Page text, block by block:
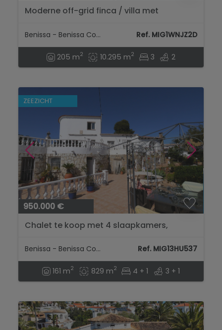
Moderne off-grid finca / villa met
Benissa - Benissa Costa Ref. MIG1WNJZ2D
205 m2 10.295 m2 3 2
ZEEZICHT
950.000 €
Chalet te koop met 4 slaapkamers,
Benissa - Benissa Costa Ref. MIG13HU537
161 m2 829 m2 4 + 1 3 + 1